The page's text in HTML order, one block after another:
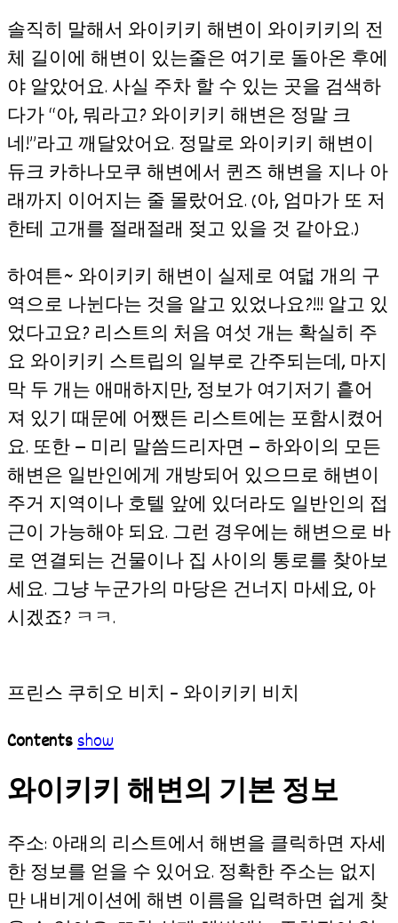
솔직히 말해서 와이키키 해변이 와이키키의 전
체 길이에 해변이 있는줄은 여기로 돌아온 후에
야 알았어요. 사실 주차 할 수 있는 곳을 검색하
다가 “아, 뭐라고? 와이키키 해변은 정말 크
네!”라고 깨달았어요. 정말로 와이키키 해변이
듀크 카하나모쿠 해변에서 퀸즈 해변을 지나 아
래까지 이어지는 줄 몰랐어요. (아, 엄마가 또 저
한테 고개를 절래절래 젖고 있을 것 같아요.)
하여튼~ 와이키키 해변이 실제로 여덟 개의 구
역으로 나뉜다는 것을 알고 있었나요?!!! 알고 있
었다고요? 리스트의 처음 여섯 개는 확실히 주
요 와이키키 스트립의 일부로 간주되는데, 마지
막 두 개는 애매하지만, 정보가 여기저기 흩어
져 있기 때문에 어쨌든 리스트에는 포함시켰어
요. 또한 — 미리 말씀드리자면 — 하와이의 모든
해변은 일반인에게 개방되어 있으므로 해변이
주거 지역이나 호텔 앞에 있더라도 일반인의 접
근이 가능해야 되요. 그런 경우에는 해변으로 바
로 연결되는 건물이나 집 사이의 통로를 찾아보
세요. 그냥 누군가의 마당은 건너지 마세요, 아
시겠죠? ㅋㅋ.
프린스 쿠히오 비치 – 와이키키 비치
Contentsshow
와이키키 해변의 기본 정보
주소: 아래의 리스트에서 해변을 클릭하면 자세
한 정보를 얻을 수 있어요. 정확한 주소는 없지
만 내비게이션에 해변 이름을 입력하면 쉽게 찾